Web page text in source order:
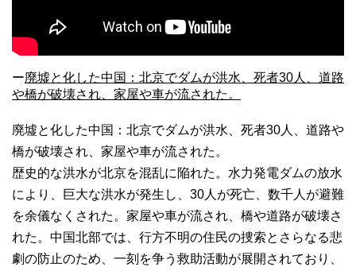
ー廃墟と化した中国：北京でダムが洪水、死者30人、道路
や橋が破壊され、家屋や車が流された。
廃墟と化した中国：北京でダムが洪水、死者30人、道路や
橋が破壊され、家屋や車が流された。
歴史的な洪水が北京を混乱に陥れた。水力発電ダムの放水
により、巨大な洪水が発生し、30人が死亡、数千人が避難
を余儀なくされた。家屋や車が流され、橋や道路が破壊さ
れた。中国北部では、行方不明の住民の捜索とさらなる悲
劇の防止のため、一刻を争う救助活動が展開されており、